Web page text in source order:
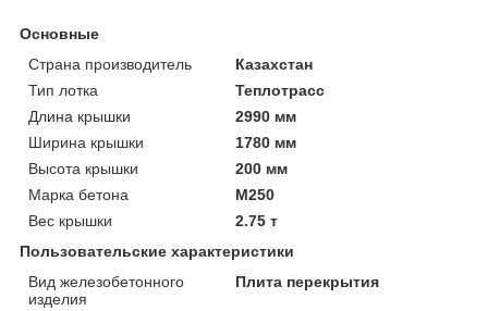
Основные
Страна производитель
Казахстан
Тип лотка
Теплотрасс
Длина крышки
2990 мм
Ширина крышки
1780 мм
Высота крышки
200 мм
Марка бетона
М250
Вес крышки
2.75 т
Пользовательские характеристики
Вид железобетонного
изделия
Плита перекрытия